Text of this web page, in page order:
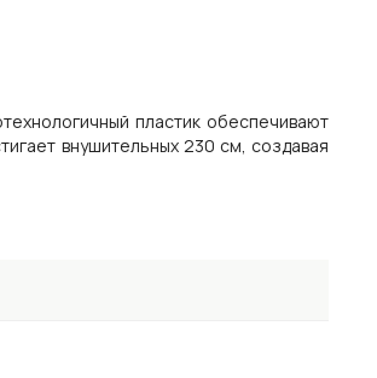
пластик обеспечивают
внушительных 230 см, создавая